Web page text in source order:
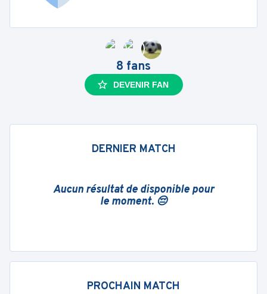
8 fans
DEVENIR FAN
DERNIER MATCH
Aucun résultat de disponible pour
le moment. 😔
PROCHAIN MATCH